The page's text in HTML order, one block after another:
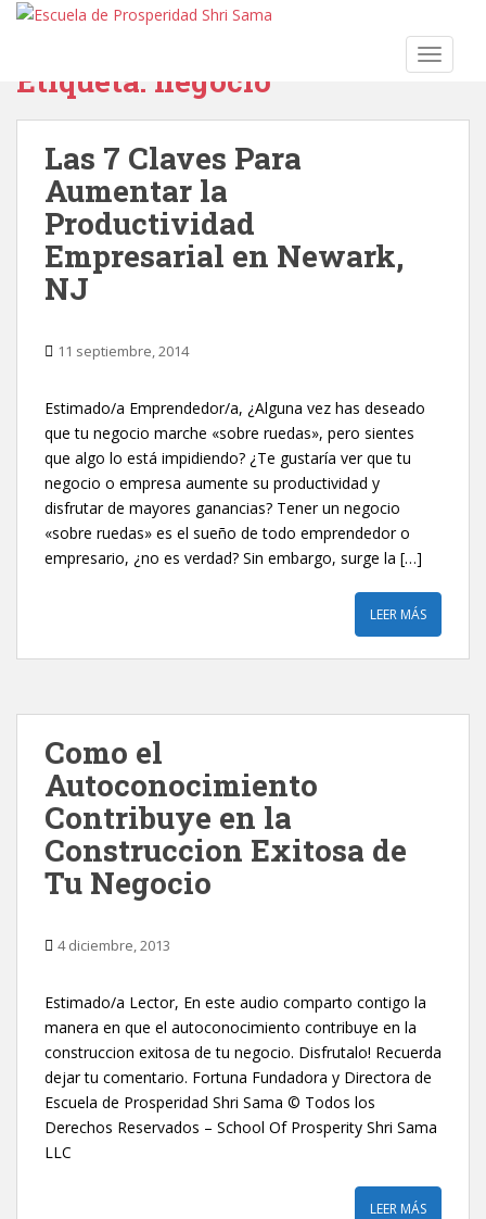
Etiqueta: negocio
Las 7 Claves Para
Aumentar la
Productividad
Empresarial en Newark,
NJ
11 septiembre, 2014
Estimado/a Emprendedor/a, ¿Alguna vez has deseado
que tu negocio marche «sobre ruedas», pero sientes
que algo lo está impidiendo? ¿Te gustaría ver que tu
negocio o empresa aumente su productividad y
disfrutar de mayores ganancias? Tener un negocio
«sobre ruedas» es el sueño de todo emprendedor o
empresario, ¿no es verdad? Sin embargo, surge la […]
LEER MÁS
Como el
Autoconocimiento
Contribuye en la
Construccion Exitosa de
Tu Negocio
4 diciembre, 2013
Estimado/a Lector, En este audio comparto contigo la
manera en que el autoconocimiento contribuye en la
construccion exitosa de tu negocio. Disfrutalo! Recuerda
dejar tu comentario. Fortuna Fundadora y Directora de
Escuela de Prosperidad Shri Sama © Todos los
Derechos Reservados – School Of Prosperity Shri Sama
LLC
LEER MÁS